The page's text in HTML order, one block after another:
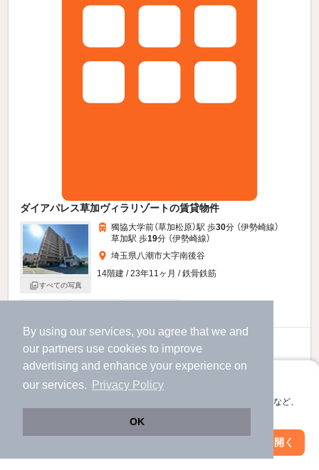
By using our services, you agree that we and
our partners use cookies to improve
advertising and enhance your experience on
our services.
Privacy Policy
OK
アプリに切り替えて、サクサクお部屋探し
会員登録なしですぐ使える。マップ検索やお気に入り保存など、
アプリを開く
ダイアパレス草加ヴィラリゾートの賃貸物件
すべての写真
獨協大学前（草加松原）駅 歩30分 （伊勢崎線）
草加駅 歩19分 （伊勢崎線）
埼玉県八潮市大字南後谷
14階建 / 23年11ヶ月 / 鉄骨鉄筋
14万円
（管理費不要）
敷 140,000円 礼 140,000円
お問い合わせ
提供
絞り込み条件を変更